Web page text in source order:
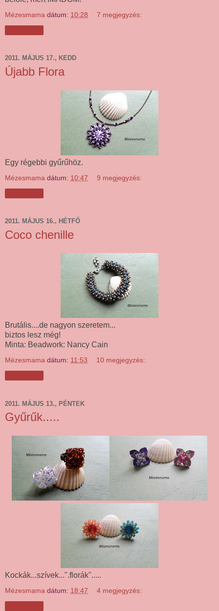
Mézesmama dátum: 10:28 7 megjegyzés:
2011. MÁJUS 17., KEDD
Újabb Flora
Egy régebbi gyűrűhöz.
Mézesmama dátum: 10:47 9 megjegyzés:
2011. MÁJUS 16., HÉTFŐ
Coco chenille
Brutális....de nagyon szeretem...
biztos lesz még!
Minta: Beadwork: Nancy Cain
Mézesmama dátum: 11:53 10 megjegyzés:
2011. MÁJUS 13., PÉNTEK
Gyűrűk.....
Kockák...szívek...".florák".....
Mézesmama dátum: 18:47 4 megjegyzés: